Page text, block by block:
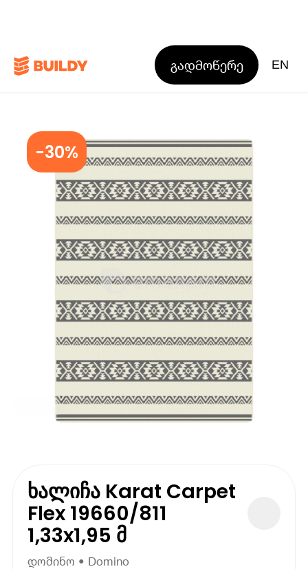
გადმოწერე EN
-30%
ხალიჩა Karat Carpet
Flex 19660/811
1,33x1,95 მ
დომინო • Domino